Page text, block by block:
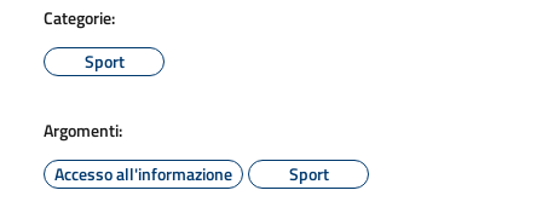
Categorie:
Sport
Argomenti:
Accesso all'informazione
Sport